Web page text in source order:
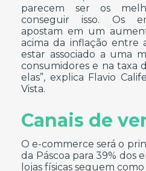
parecem ser os
conseguir isso. Os
apostam em um
acima da inflação entre
estar associado a uma
consumidores e na taxa
elas”, explica Flavio
Vista.
Canais de
O e-commerce será o
da Páscoa para 39% dos
lojas físicas seguem